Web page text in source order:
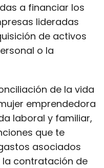
a financiar los
lideradas
de activos
o la
de la vida
emprendedora
laboral y familiar,
que te
asociados
contratación de